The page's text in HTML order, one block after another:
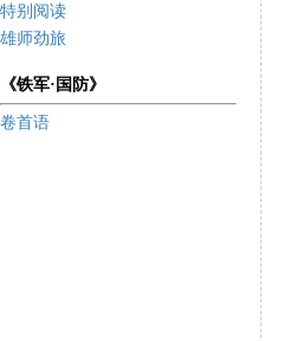
特别阅读
雄师劲旅
《铁军·国防》
卷首语